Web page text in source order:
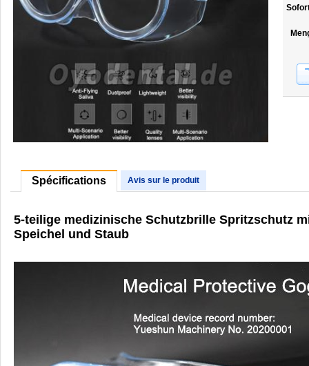
Spécifications Avis sur le produit
5-teilige medizinische Schutzbrille Spritzschutz
Speichel und Staub